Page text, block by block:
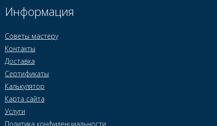
Информация
Советы мастеру
Контакты
Доставка
Сертификаты
Калькулятор
Карта сайта
Услуги
Политика конфиденциальности